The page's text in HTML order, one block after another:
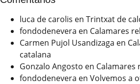
luca de carolis en Trintxat de
fondodenevera en Calamares
Carmen Pujol Usandizaga en
catalana
Gonzalo Angosto en Calamares
fondodenevera en Volvemos a